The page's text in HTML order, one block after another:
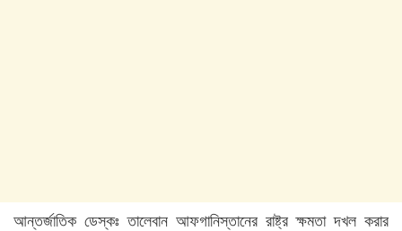
আন্তর্জাতিক ডেস্কঃ তালেবান আফগানিস্তানের রাষ্ট্র ক্ষমতা দখল করার